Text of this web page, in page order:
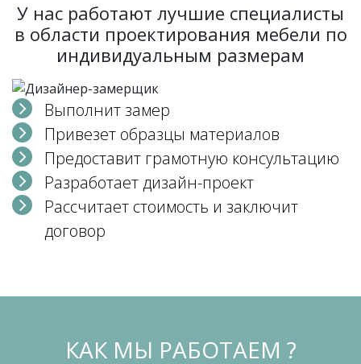
У нас работают лучшие специалисты
в области проектирования мебели по
индивидуальным размерам
Выполнит замер
Привезет образцы материалов
Предоставит грамотную консультацию
Разработает дизайн-проект
Рассчитает стоимость и заключит
договор
КАК МЫ РАБОТАЕМ ?